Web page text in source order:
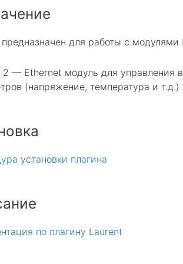
предназначен для работы с модулями
2 — Ethernet модуль для управления
(напряжение, температура и т.д.)
установки плагина
по плагину Laurent